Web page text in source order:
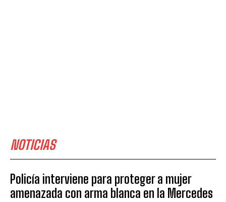
NOTICIAS
Policía interviene para proteger a mujer
amenazada con arma blanca en la Mercedes